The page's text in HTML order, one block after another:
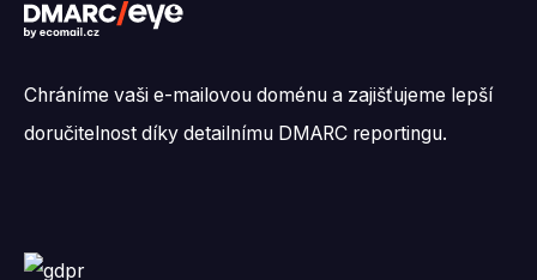
Chráníme vaši e-mailovou doménu a zajišťujeme lepší
doručitelnost díky detailnímu DMARC reportingu.